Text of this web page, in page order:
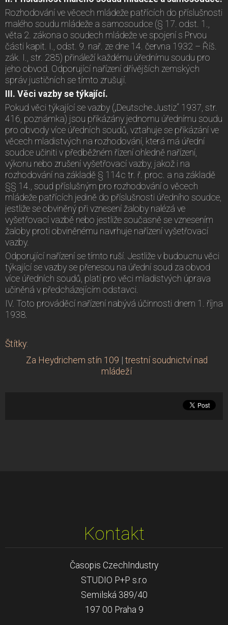
Rozhodování ve věcech mládeže patřících do příslušnosti
malého soudu mládeže a samosoudce (§ 17. odst. 1.,
věta 2. zákona o soudech mládeže ve spojení s Prvou
části kapit. I., odst. 9. nař. ze dne 14. června 1932 – Říš.
zák. I., str. 285) přináleží každému úřednímu soudu pro
jeho obvod. Odporující nařízení dřívějších zemských
správ justičních se tímto zrušují.
III. Věci vazby se týkající.
Pokud věci týkající se vazby („Deutsche Justiz“ 1937, str.
416, poznámka) jsou přikázány jednomu úřednímu soudu
pro obvody více úředních soudů, vztahuje se přikázání ve
věcech mladistvých na rozhodování, která má úřední
soudce učiniti v předběžném řízení ohledně nařízení,
výkonu nebo zrušení vyšetřovací vazby, jakož i na
rozhodování na základě § 114c tr. ř. proc. a na základě
§§ 14., soud příslušným pro rozhodování o věcech
mládeže patřících jedině do příslušnosti úředního soudce,
jestliže se obviněný při vznesení žaloby nalézá ve
vyšetřovací vazbě nebo jestliže současně se vznesením
žaloby proti obviněnému navrhuje nařízení vyšetřovací
vazby.
Odporující nařízení se tímto ruší. Jestliže v budoucnu věci
týkající se vazby se přenesou na úřední soud za obvod
více úředních soudů, platí pro věci mladistvých úprava
učiněná v předcházejícím odstavci.
IV. Toto prováděcí nařízení nabývá účinnosti dnem 1. října
1938.
Štítky:
Za Heydrichem stín 109 | trestní soudnictví nad
mládeží
Kontakt
Časopis CzechIndustry
STUDIO P+P s.r.o
Semilská 389/40
197 00 Praha 9